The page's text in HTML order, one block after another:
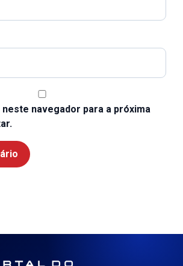
navegador para a próxima